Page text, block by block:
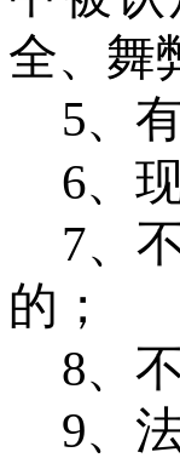
全、舞
5、
6、
7、
的；
8、
9、